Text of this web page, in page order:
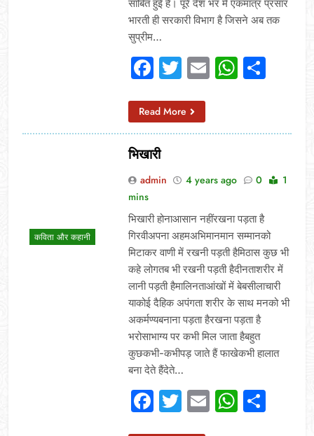
साबित हुई है। पूरे देश भर में एकमात्र प्रसार
भारती ही सरकारी विभाग है जिसने अब तक
सुप्रीम…
Facebook
Twitter
Email
Read More
कविता और कहानी
भिखारी
admin 4 years ago 0
1
mins
भिखारी होनाआसान नहींरखना पड़ता है
गिरवीअपना अहमअभिमानमान सम्मानको
मिटाकर वाणी में रखनी पड़ती हैमिठास कुछ भी
कहे लोगतब भी रखनी पड़ती हैदीनताशरीर में
लानी पड़ती हैमालिनताआंखों में बेबसीलाचारी
याकोई दैहिक अपंगता शरीर के साथ मनको भी
अकर्मण्यबनाना पड़ता हैरखना पड़ता है
भरोसाभाग्य पर कभी मिल जाता हैबहुत
कुछकभी-कभीपड़ जाते हैं फाखेकभी हालात
बना देते हैंदेते…
Facebook
Twitter
Email